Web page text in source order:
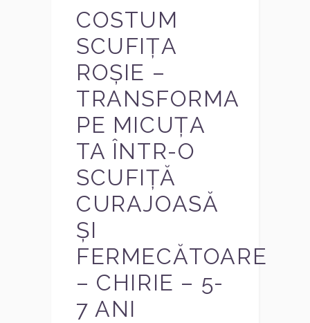
COSTUM
SCUFIȚA
ROȘIE –
TRANSFORMA
PE MICUȚA
TA ÎNTR-O
SCUFIȚĂ
CURAJOASĂ
ȘI
FERMECĂTOARE
– CHIRIE – 5-
7 ANI